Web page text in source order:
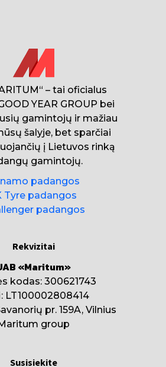
– tai oficialus
YEAR GROUP bei
gamintojų ir mažiau
šalyje, bet sparčiai
į Lietuvos rinką
gamintojų.
padangos
Tyre padangos
padangos
Rekvizitai
«Maritum»
kodas: 300621743
LT100002808414
pr. 159A, Vilnius
group
Susisiekite